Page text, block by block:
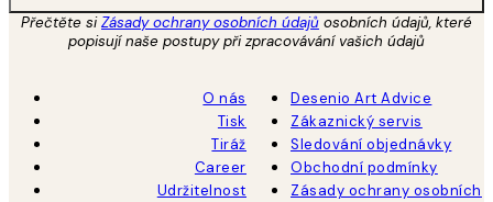
Přečtěte siZásady ochrany osobních údajů osobních údajů, které
popisují naše postupy při zpracovávání vašich údajů
O nás
Tisk
Tiráž
Career
Udržitelnost
Desenio Art Advice
Zákaznický servis
Sledování objednávky
Obchodní podmínky
Zásady ochrany osobních